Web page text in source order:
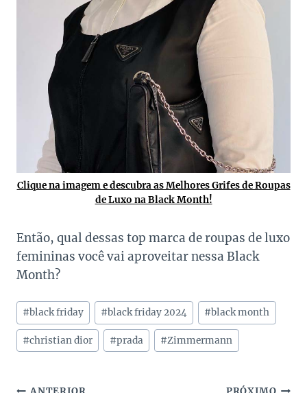
Clique na imagem e descubra as Melhores Grifes de Roupas
de Luxo na Black Month!
Então, qual dessas top marca de roupas de luxo
femininas você vai aproveitar nessa Black
Month?
Tags
do
Post:
#black friday #black friday 2024 #black month
#christian dior #prada #Zimmermann